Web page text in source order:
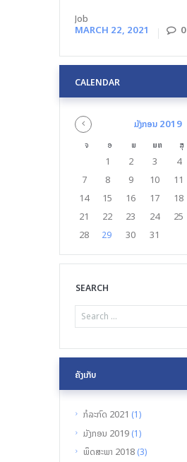
Job
MARCH 22, 2021 0
CALENDAR
ມັງກອນ 2019
ຈ ອ ພ ພຫ ສຸ
1 2 3 4
7
8 9 10 11
14
15 16 17 18
21
22 23 24 25
28
29 30 31
SEARCH
ຄັງເກັບ
ກໍລະກົດ 2021 (1)
ມັງກອນ 2019 (1)
ພຶດສະພາ 2018 (3)